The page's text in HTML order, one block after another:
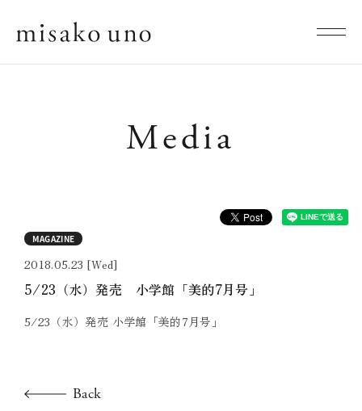
Media
2018.05.23 [Wed]
MAGAZINE
5/23（水）発売 小学館「美的7月号」
5/23（水）発売 小学館「美的7月号」
Back